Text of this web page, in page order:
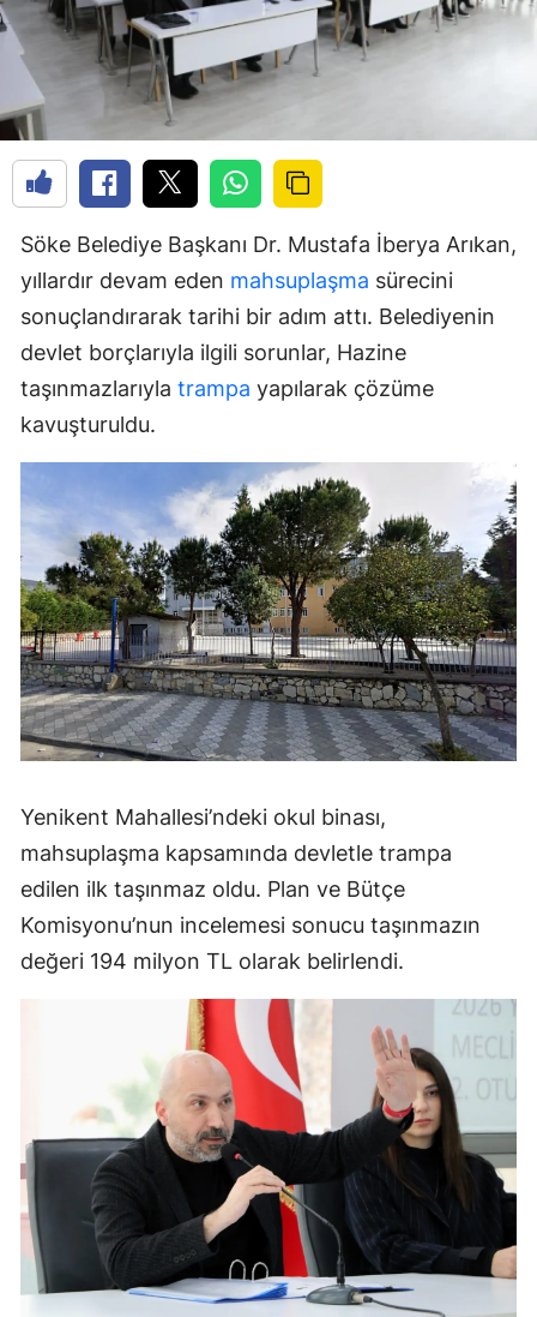
Söke Belediye Başkanı Dr. Mustafa İberya Arıkan,
yıllardır devam eden mahsuplaşma sürecini
sonuçlandırarak tarihi bir adım attı. Belediyenin
devlet borçlarıyla ilgili sorunlar, Hazine
taşınmazlarıyla trampa yapılarak çözüme
kavuşturuldu.
Yenikent Mahallesi’ndeki okul binası,
mahsuplaşma kapsamında devletle trampa
edilen ilk taşınmaz oldu. Plan ve Bütçe
Komisyonu’nun incelemesi sonucu taşınmazın
değeri 194 milyon TL olarak belirlendi.